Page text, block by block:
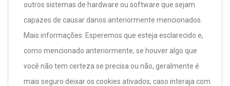
outros sistemas de hardware ou software que sejam
capazes de causar danos anteriormente mencionados.
Mais informações: Esperemos que esteja esclarecido e,
como mencionado anteriormente, se houver algo que
você não tem certeza se precisa ou não, geralmente é
mais seguro deixar os cookies ativados, caso interaja com